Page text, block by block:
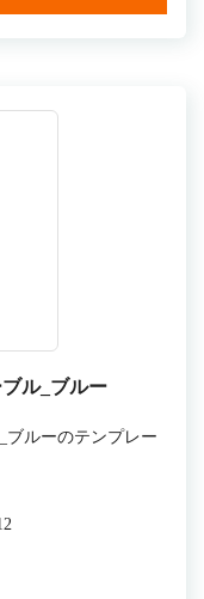
ル_ブルー
ブルーのテンプレー